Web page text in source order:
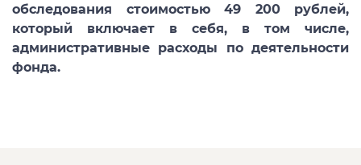
обследования стоимостью 49 200 рублей,
который включает в себя, в том числе,
административные расходы по деятельности
фонда.